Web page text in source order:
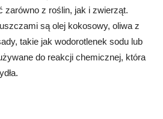
zarówno z roślin, jak i zwierząt.
są olej kokosowy, oliwa z
takie jak wodorotlenek sodu lub
do reakcji chemicznej, która